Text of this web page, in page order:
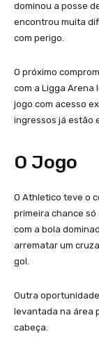
dominou a posse
encontrou muita
com perigo.
O próximo
com a Ligga Arena
jogo com acesso
ingressos já estão
O Jogo
O Athletico teve o
primeira chance só
com a bola
arrematar um
gol.
Outra
levantada na área
cabeça.